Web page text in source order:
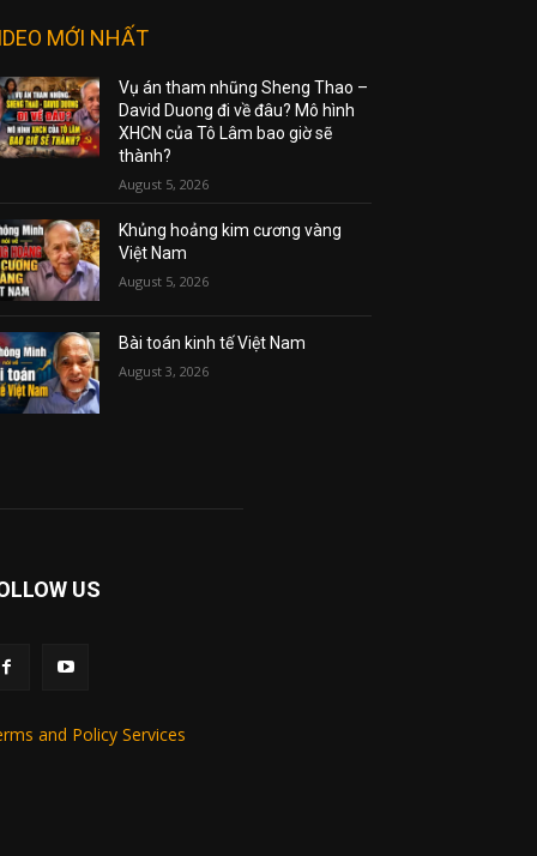
MỚI NHẤT
Vụ án tham nhũng Sheng Thao –
David Duong đi về đâu? Mô hình
XHCN của Tô Lâm bao giờ sẽ
thành?
August 5, 2026
Khủng hoảng kim cương vàng
Việt Nam
August 5, 2026
Bài toán kinh tế Việt Nam
August 3, 2026
US
and Policy Services